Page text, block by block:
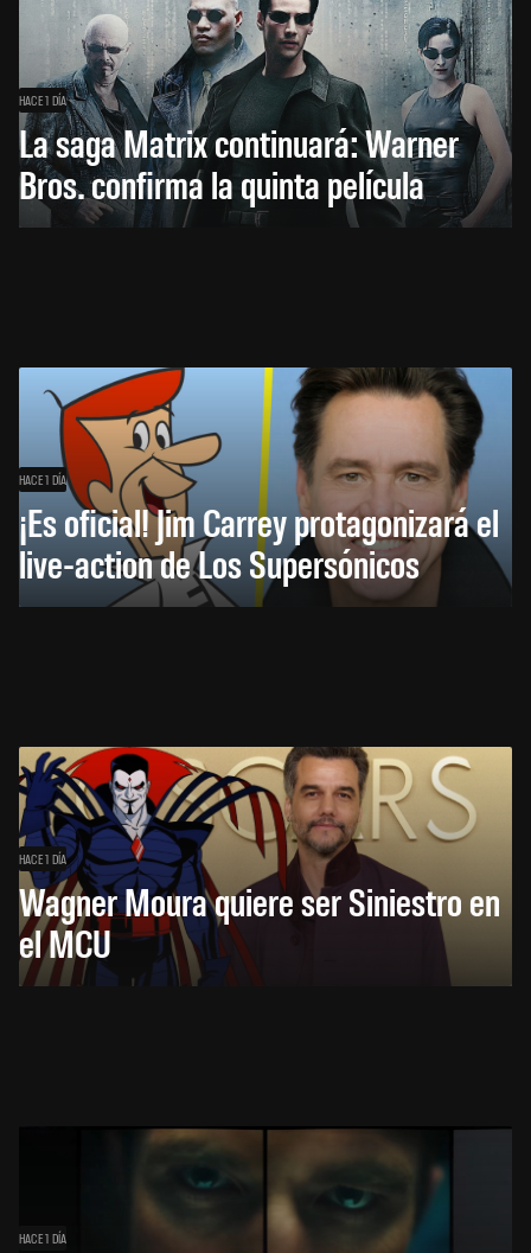
HACE 1 DÍA
La saga Matrix continuará: Warner
Bros. confirma la quinta película
HACE 1 DÍA
¡Es oficial! Jim Carrey protagonizará el
live-action de Los Supersónicos
HACE 1 DÍA
Wagner Moura quiere ser Siniestro en
el MCU
HACE 1 DÍA